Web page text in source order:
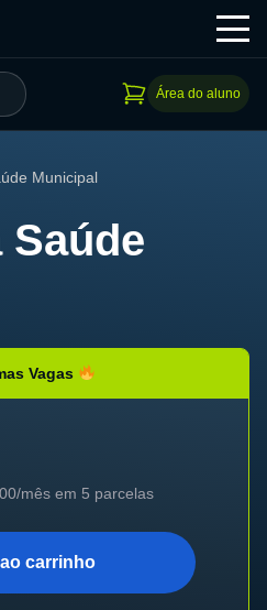
Área do aluno
Municipal
Saúde
Vagas
mês em 5 parcelas
carrinho